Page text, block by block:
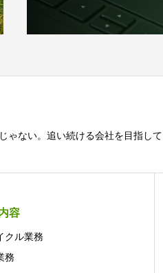
ゃない。追い続ける会社を目指して
容
クル業務
務